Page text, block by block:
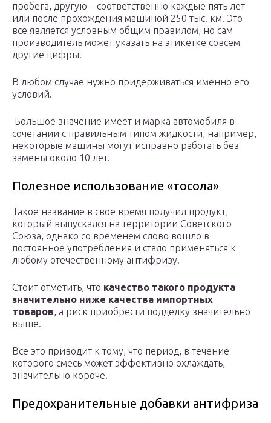
пробега, другую – соответственно каждые пять лет
или после прохождения машиной 250 тыс. км. Это
все является условным общим правилом, но сам
производитель может указать на этикетке совсем
другие цифры.
В любом случае нужно придерживаться именно его
условий.
Большое значение имеет и марка автомобиля в
сочетании с правильным типом жидкости, например,
некоторые машины могут исправно работать без
замены около 10 лет.
Полезное использование «тосола»
Такое название в свое время получил продукт,
который выпускался на территории Советского
Союза, однако со временем слово вошло в
постоянное употребления и стало применяться к
любому отечественному антифризу.
Стоит отметить, что качество такого продукта
значительно ниже качества импортных
товаров, а риск приобрести подделку значительно
выше.
Все это приводит к тому, что период, в течение
которого смесь может эффективно охлаждать,
значительно короче.
Предохранительные добавки антифриза